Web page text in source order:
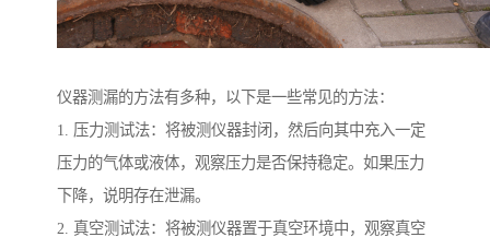
仪器测漏的方法有多种，以下是一些常见的方法：
1. 压力测试法：将被测仪器封闭，然后向其中充入一定
压力的气体或液体，观察压力是否保持稳定。如果压力
下降，说明存在泄漏。
2. 真空测试法：将被测仪器置于真空环境中，观察真空